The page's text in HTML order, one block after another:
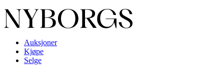
Auksjoner
Kjøpe
Selge